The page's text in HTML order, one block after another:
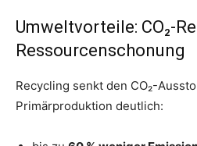
Umweltvorteile: CO₂-
Ressourcenschonung
Recycling senkt den CO₂-
Primärproduktion deutlich: